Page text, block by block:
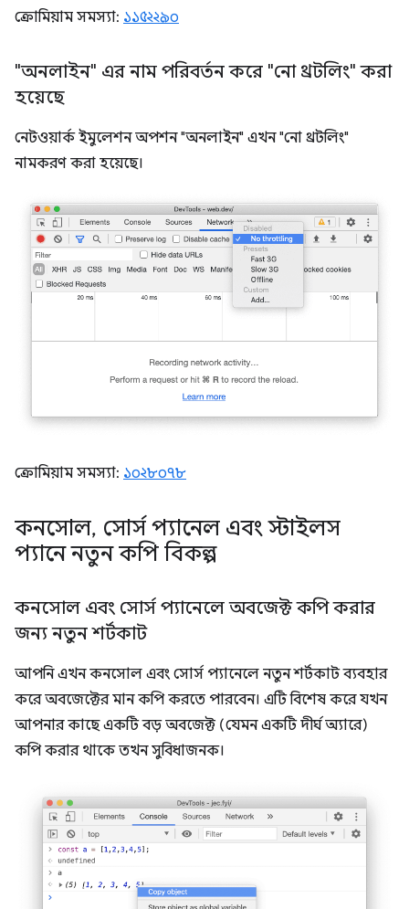
ক্রোমিয়াম সমস্যা: ১১৫২২৯০
"অনলাইন" এর নাম পরিবর্তন করে "নো থ্রটলিং" করা
হয়েছে
নেটওয়ার্ক ইমুলেশন অপশন "অনলাইন" এখন "নো থ্রটলিং"
নামকরণ করা হয়েছে।
ক্রোমিয়াম সমস্যা: ১০২৮০৭৮
কনসোল, সোর্স প্যানেল এবং স্টাইলস
প্যানে নতুন কপি বিকল্প
কনসোল এবং সোর্স প্যানেলে অবজেক্ট কপি করার
জন্য নতুন শর্টকাট
আপনি এখন কনসোল এবং সোর্স প্যানেলে নতুন শর্টকাট ব্যবহার
করে অবজেক্টের মান কপি করতে পারবেন। এটি বিশেষ করে যখন
আপনার কাছে একটি বড় অবজেক্ট (যেমন একটি দীর্ঘ অ্যারে)
কপি করার থাকে তখন সুবিধাজনক।